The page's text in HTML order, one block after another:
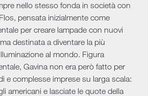
nello stesso fonda in società con
pensata inizialmente come
per creare lampade con nuovi
destinata a diventare la più
al mondo. Figura
Gavina non era però fatto per
e complesse imprese su larga scala:
americani e lasciate le quote della